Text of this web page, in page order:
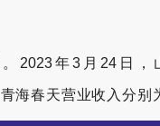
年3月24日，
春天营业收入分别